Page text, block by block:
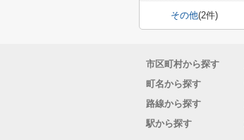
その他(2件)
市区町村から探す
町名から探す
路線から探す
駅から探す